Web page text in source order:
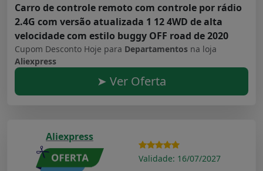
Carro de controle remoto com controle por rádio
2.4G com versão atualizada 1 12 4WD de alta
velocidade com estilo buggy OFF road de 2020
Cupom Desconto Hoje para Departamentos na loja
Aliexpress
➤ Ver Oferta
Aliexpress
Validade: 16/07/2027